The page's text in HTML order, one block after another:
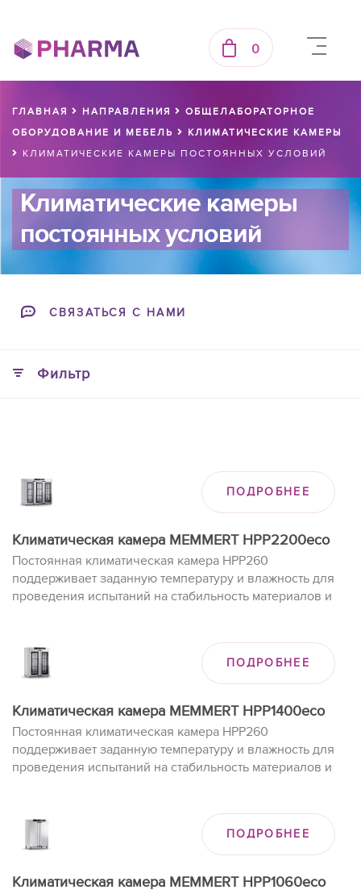
0
ГЛАВНАЯ НАПРАВЛЕНИЯ
ОБЩЕЛАБОРАТОРНОЕ
ОБОРУДОВАНИЕ И МЕБЕЛЬ
КЛИМАТИЧЕСКИЕ КАМЕРЫ
КЛИМАТИЧЕСКИЕ КАМЕРЫ ПОСТОЯННЫХ УСЛОВИЙ
Климатические камеры
постоянных условий
СВЯЗАТЬСЯ С НАМИ
Фильтр
ПОДРОБНЕЕ
Климатическая камера MEMMERT HPP2200eco
Постоянная климатическая камера HPP260
поддерживает заданную температуру и влажность для
проведения испытаний на стабильность материалов и
ПОДРОБНЕЕ
Климатическая камера MEMMERT HPP1400eco
Постоянная климатическая камера HPP260
поддерживает заданную температуру и влажность для
проведения испытаний на стабильность материалов и
ПОДРОБНЕЕ
Климатическая камера MEMMERT HPP1060eco